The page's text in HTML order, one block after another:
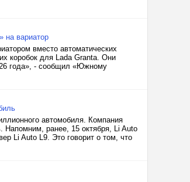
на вариатор
вместо автоматических
коробок для Lada Granta. Они
года», - сообщил «Южному
автомобиля. Компания
Напомним, ранее, 15 октября, Li Auto
Li Auto L9. Это говорит о том, что